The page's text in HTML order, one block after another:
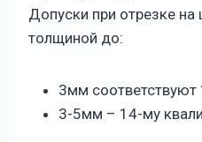
Допуски при отрезке на
толщиной до:
3мм соответствуют
3-5мм – 14-му